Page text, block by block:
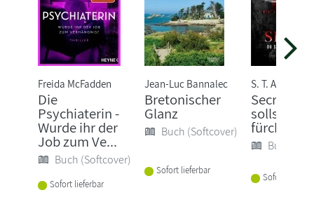
Freida McFadden
Die
Psychiaterin -
Wurde ihr der
Job zum Ve...
Buch (Softcover)
Sofort lieferbar
Jean-Luc Bannalec
Bretonischer
Glanz
Buch (Softcover)
Sofort lieferbar
S. T. Abby
Secret -
sollst
fürchten
Buch
Sofort